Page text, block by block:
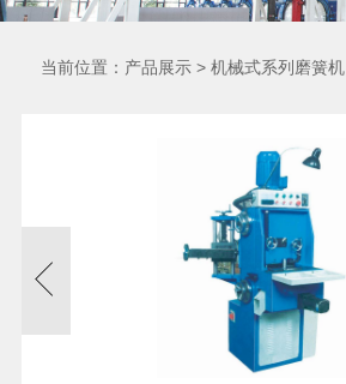
当前位置： 产品展示 >机械式系列磨簧机